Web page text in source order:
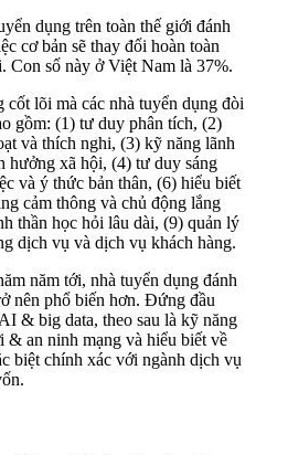
dụng trên toàn thế giới đánh
cơ bản sẽ thay đổi hoàn toàn
Con số này ở Việt Nam là 37%.
lõi mà các nhà tuyển dụng đòi
gồm: (1) tư duy phân tích, (2)
và thích nghi, (3) kỹ năng lãnh
hưởng xã hội, (4) tư duy sáng
và ý thức bản thân, (6) hiểu biết
cảm thông và chủ động lắng
thần học hỏi lâu dài, (9) quản lý
dịch vụ và dịch vụ khách hàng.
năm tới, nhà tuyển dụng đánh
nên phổ biến hơn. Đứng đầu
& big data, theo sau là kỹ năng
& an ninh mạng và hiểu biết về
biệt chính xác với ngành dịch vụ